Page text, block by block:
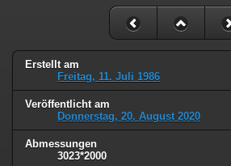
Erstellt am
Freitag, 11. Juli 1986
Veröffentlicht am
Donnerstag, 20. August 2020
Abmessungen
3023*2000